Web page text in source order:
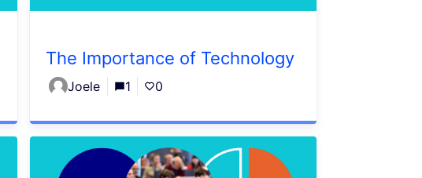
The Importance of Technology
Joele 1 0